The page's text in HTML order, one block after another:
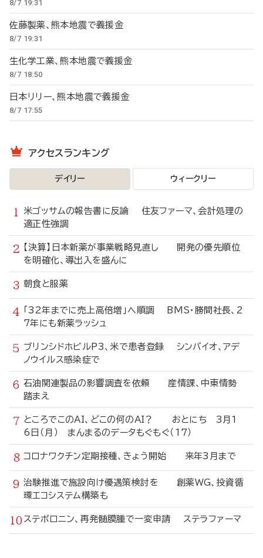
8/7 19:31
佐藤製薬、熊本地震で義援金
8/7 19:31
生化学工業、熊本地震で義援金
8/7 18:50
日本リリー、熊本地震で義援金
8/7 17:55
アクセスランキング
デイリー ウィークリー
米ゴッサムの報告書に反論 住友ファーマ、会計処理の
適正性強調
【決算】日本新薬が事業戦略見直し 開発の優先順位
を明確化、導出入を盛んに
朝食と服薬
「32年までに売上高倍増」へ順調 BMS・勝間社長、2
7年にも新薬ラッシュ
ブリンシドホビルP3、米で患者登録 シンバイオ、アデ
ノウイルス感染症で
石油関連製品の影響調査を依頼 産情課、中東情勢
踏まえ
ところでこのAI、どこの何のAI？ おとにち 3月1
6日（月） まんまるのデータもぐもぐ（17）
コロナワクチン定期接種、きょう開始 来年3月まで
治験推進で施設向け優遇策検討を 創薬WG、投資循
環エコシステム構築も
ステボロニン、再発髄膜腫で一変申請 ステラファーマ